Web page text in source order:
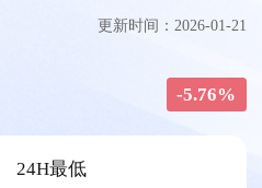
更新时间：2026-01-21
-5.76%
24H最低